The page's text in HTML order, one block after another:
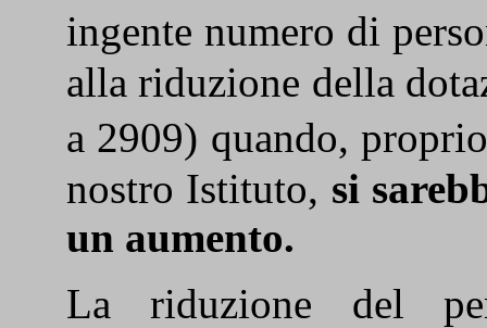
ingente numero di
alla riduzione della
a 2909) quando,
nostro Istituto, si
un aumento.
La riduzione del